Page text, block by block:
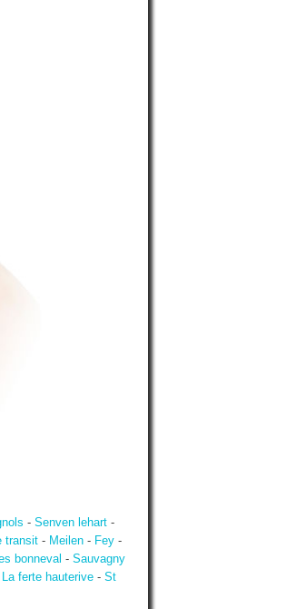
- Senven lehart-
transit - Meilen - Fey -
bonneval - Sauvagny
La ferte hauterive- St